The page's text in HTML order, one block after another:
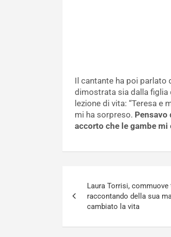
Il cantante ha poi parlato
dimostrata sia dalla figlia
lezione di vita: “Teresa e
mi ha sorpreso. Pensavo
accorto che le gambe mi
articoli
Laura Torrisi, commuove
raccontando della sua
cambiato la vita